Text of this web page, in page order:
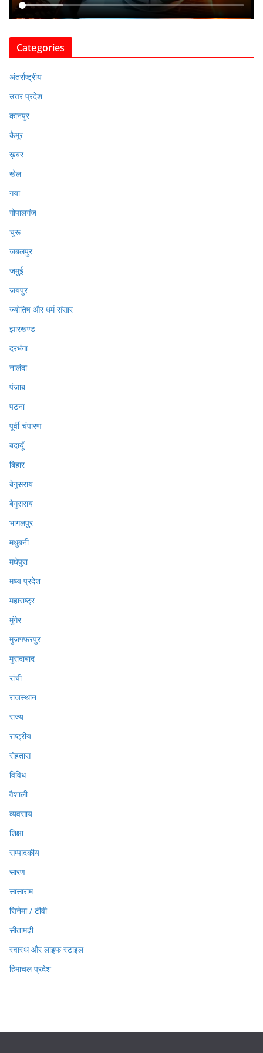
Categories
अंतर्राष्ट्रीय
उत्तर प्रदेश
कानपुर
कैमूर
ख़बर
खेल
गया
गोपालगंज
चुरू
जबलपुर
जमुई
जयपुर
ज्योतिष और धर्म संसार
झारखण्ड
दरभंगा
नालंदा
पंजाब
पटना
पूर्वी चंपारण
बदायूँ
बिहार
बेगुसराय
बेगुसराय
भागलपुर
मधुबनी
मधेपुरा
मध्य प्रदेश
महाराष्ट्र
मुंगेर
मुजफ्फ़रपुर
मुरादाबाद
रांची
राजस्थान
राज्य
राष्ट्रीय
रोहतास
विविध
वैशाली
व्यवसाय
शिक्षा
सम्पादकीय
सारण
सासाराम
सिनेमा / टीवी
सीतामढ़ी
स्वास्थ और लाइफ स्टाइल
हिमाचल प्रदेश